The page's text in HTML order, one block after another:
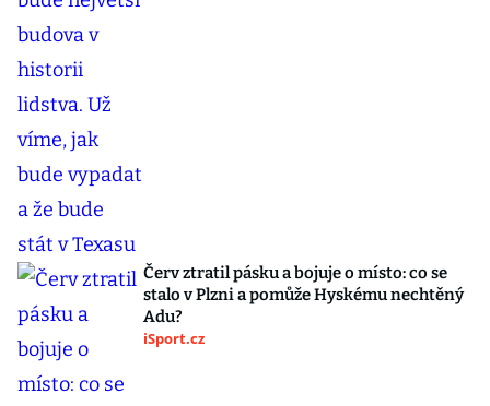
Červ ztratil pásku a bojuje o místo: co se
stalo v Plzni a pomůže Hyskému nechtěný
Adu?
iSport.cz